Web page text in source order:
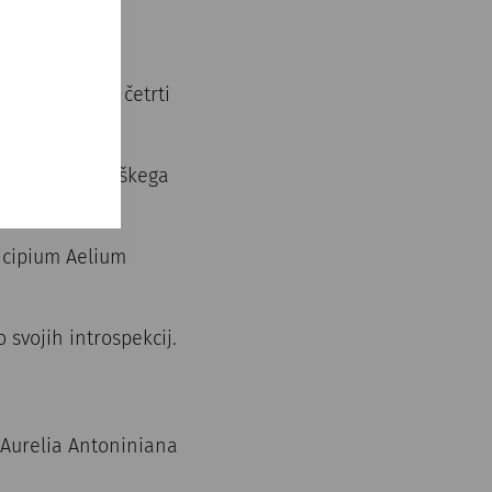
rimske četrti
vojaškega
Aelium
svojih introspekcij.
Antoniniana